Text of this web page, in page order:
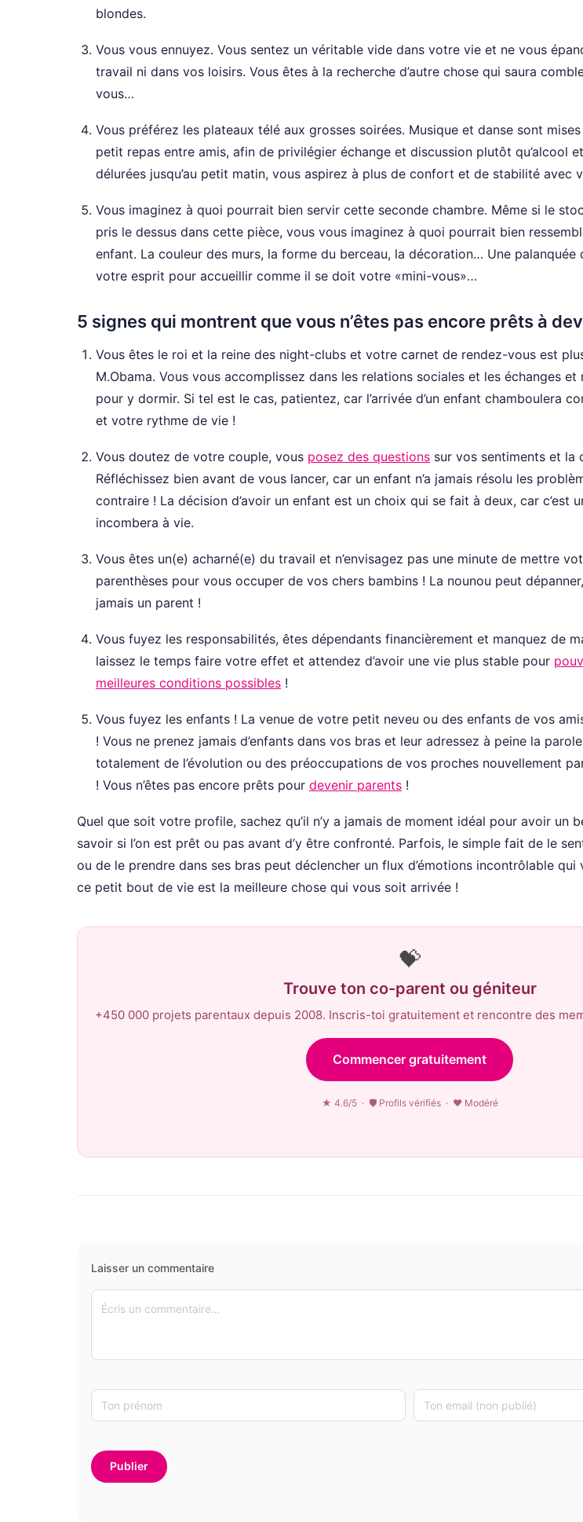
blondes.
Vous vous ennuyez. Vous sentez un véritable vide dans votre vie et ne vous
travail ni dans vos loisirs. Vous êtes à la recherche d’autre chose qui saura
vous…
Vous préférez les plateaux télé aux grosses soirées. Musique et danse sont
petit repas entre amis, afin de privilégier échange et discussion plutôt qu’alcool
délurées jusqu’au petit matin, vous aspirez à plus de confort et de stabilité avec
Vous imaginez à quoi pourrait bien servir cette seconde chambre. Même si le
pris le dessus dans cette pièce, vous vous imaginez à quoi pourrait bien
enfant. La couleur des murs, la forme du berceau, la décoration… Une palanquée
votre esprit pour accueillir comme il se doit votre «mini-vous»…
5 signes qui montrent que vous n’êtes pas encore prêts à
Vous êtes le roi et la reine des night-clubs et votre carnet de rendez-vous est
M.Obama. Vous vous accomplissez dans les relations sociales et les échanges
pour y dormir. Si tel est le cas, patientez, car l’arrivée d’un enfant chamboulera
et votre rythme de vie !
Vous doutez de votre couple, vous posez des questions sur vos sentiments et la
Réfléchissez bien avant de vous lancer, car un enfant n’a jamais résolu les
contraire ! La décision d’avoir un enfant est un choix qui se fait à deux, car c’est
incombera à vie.
Vous êtes un(e) acharné(e) du travail et n’envisagez pas une minute de mettre
parenthèses pour vous occuper de vos chers bambins ! La nounou peut
jamais un parent !
Vous fuyez les responsabilités, êtes dépendants financièrement et manquez de
laissez le temps faire votre effet et attendez d’avoir une vie plus stable pour
meilleures conditions possibles !
Vous fuyez les enfants ! La venue de votre petit neveu ou des enfants de vos
! Vous ne prenez jamais d’enfants dans vos bras et leur adressez à peine la
totalement de l’évolution ou des préoccupations de vos proches nouvellement
! Vous n’êtes pas encore prêts pour devenir parents !
Quel que soit votre profile, sachez qu’il n’y a jamais de moment idéal pour avoir un
savoir si l’on est prêt ou pas avant d’y être confronté. Parfois, le simple fait de le
ou de le prendre dans ses bras peut déclencher un flux d’émotions incontrôlable
ce petit bout de vie est la meilleure chose qui vous soit arrivée !
💝
Trouve ton co-parent ou géniteur
+450 000 projets parentaux depuis 2008. Inscris-toi gratuitement et rencontre des
Commencer gratuitement
★ 4.6/5 · 🛡 Profils vérifiés · ♥ Modéré
Laisser un commentaire